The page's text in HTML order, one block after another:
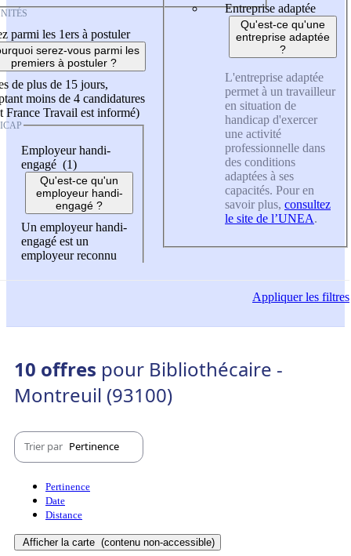
parmi les 1ers à postuler
serez-vous parmi les
premiers à postuler ?
de plus de 15 jours,
moins de 4 candidatures
France Travail est informé)
Employeur handi-
engagé (1)
Qu'est-ce qu'un
employeur handi-
engagé ?
Un employeur handi-
engagé est un
employeur reconnu
Entreprise adaptée
Qu'est-ce qu'une
entreprise adaptée
?
L'entreprise adaptée
permet à un travailleur
en situation de
handicap d'exercer
une activité
professionnelle dans
des conditions
adaptées à ses
capacités. Pour en
savoir plus, consultez
le site de l’UNEA.
Appliquerles filtres
10 offres pour Bibliothécaire -
Montreuil (93100)
Trier par Pertinence
Pertinence
Date
Distance
Afficher la carte (contenu non-accessible)